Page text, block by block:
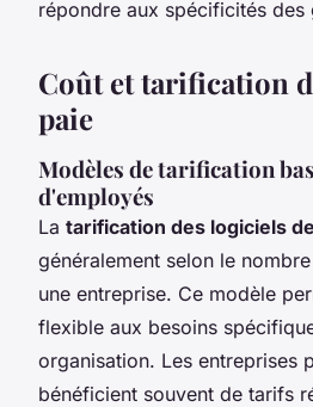
répondre aux spécificités des
Coût et tarification
paie
Modèles de tarification
d'employés
La tarification des logiciels
généralement selon le
une entreprise. Ce modèle
flexible aux besoins
organisation. Les entreprises
bénéficient souvent de tarifs